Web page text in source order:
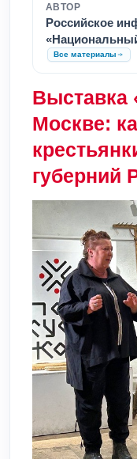
АВТОР
Российское
Все материалы
Выставка
Москве:
губерний